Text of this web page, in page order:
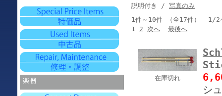
説明付き / 写真のみ
1件～10件 （全17件） 1/2
1 2 次へ 最後へ
在庫切れ
シ